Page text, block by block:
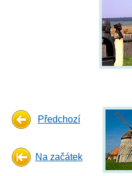
Předchozí
Na začátek